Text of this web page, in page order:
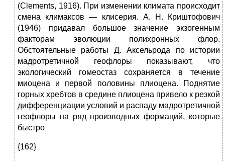
(Clements, 1916). При изменении климата происходит
смена климаксов — клисерия. А. Н. Криштофович
(1946) придавал большое значение экзогенным
факторам эволюции полихронных флор.
Обстоятельные работы Д. Аксельрода по истории
мадротретичной геофлоры показывают, что
экологический гомеостаз сохраняется в течение
миоцена и первой половины плиоцена. Поднятие
горных хребтов в средине плиоцена привело к резкой
дифференциации условий и распаду мадротретичной
геофлоры на ряд производных формаций, которые
быстро
{162}